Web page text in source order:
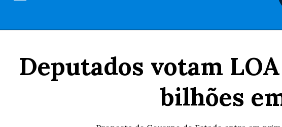
Deputados votam
bilhões